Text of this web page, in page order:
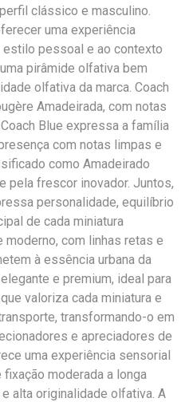
clássico e masculino.
uma experiência
pessoal e ao contexto
pirâmide olfativa bem
olfativa da marca. Coach
Amadeirada, com notas
Blue expressa a família
com notas limpas e
como Amadeirado
pela frescor inovador. Juntos,
personalidade, equilíbrio
de cada miniatura
com linhas retas e
à essência urbana da
e premium, ideal para
valoriza cada miniatura e
transformando-o em
e apreciadores de
uma experiência sensorial
moderada a longa
alta originalidade olfativa. A